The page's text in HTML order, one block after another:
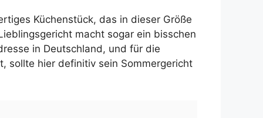
Küchenstück, das in dieser Größe
macht sogar ein bisschen
in Deutschland, und für die
sollte hier definitiv sein Sommergericht